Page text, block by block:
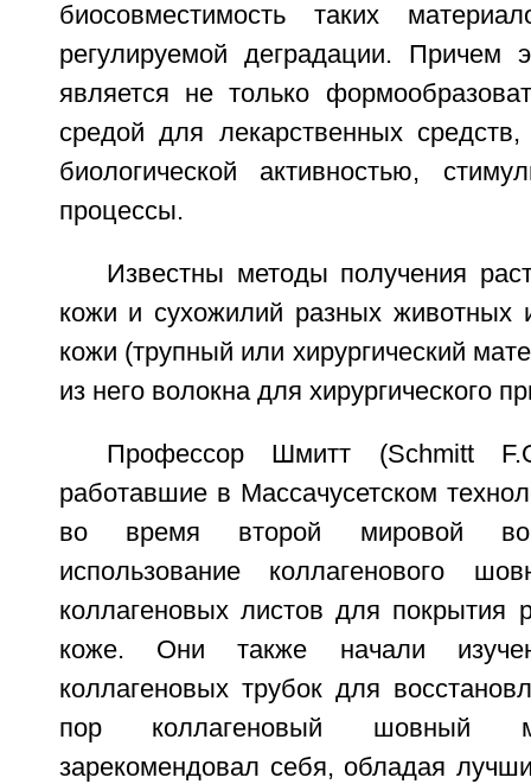
биосовместимость таких
регулируемой деградации. Причем
является не только
средой для лекарственных
биологической активностью,
процессы.
Известны методы получения
кожи и сухожилий разных животных
кожи (трупный или хирургический
из него волокна для хирургического
Профессор Шмитт (Schmitt
работавшие в Массачусетском
во время второй мировой
использование коллагенового
коллагеновых листов для покрытия
коже. Они также начали
коллагеновых трубок для
пор коллагеновый шовный
зарекомендовал себя, обладая